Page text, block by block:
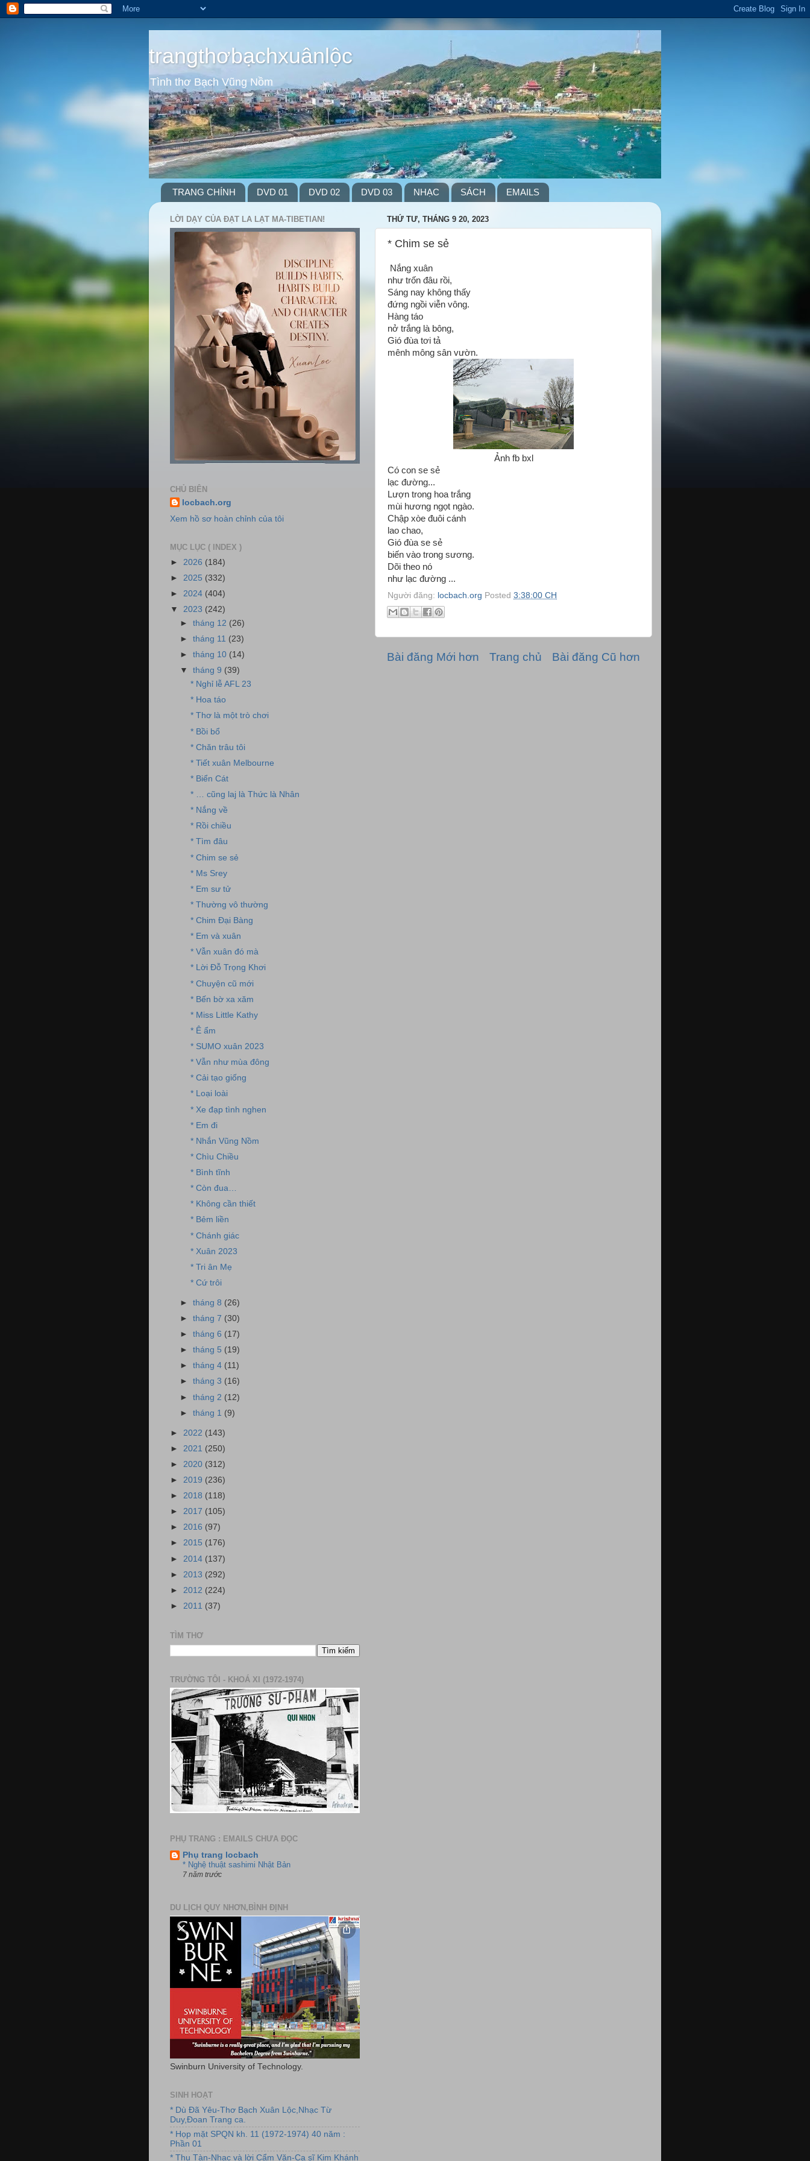
trangthơbạchxuânlộc
Tình thơ Bạch Vũng Nồm
TRANG CHÍNH DVD 01 DVD 02 DVD 03 NHẠC SÁCH EMAILS
THỨ TƯ, THÁNG 9 20, 2023
* Chim se sẻ
Nắng xuân
như trốn đâu rồi,
Sáng nay không thấy
đứng ngồi viễn vông.
Hàng táo
nở trắng là bông,
Gió đùa tơi tả
mênh mông sân vườn.
Ảnh fb bxl
Có con se sẻ
lạc đường...
Lượn trong hoa trắng
mùi hương ngọt ngào.
Chập xòe đuôi cánh
lao chao,
Gió đùa se sẻ
biến vào trong sương.
Dõi theo nó
như lạc đường ...
Người đăng: locbach.org Posted 3:38:00 CH
Bài đăng Mới hơn Bài đăng Cũ hơn
Trang chủ
LỜI DẠY CỦA ĐẠT LA LẠT MA-TIBETIAN!
CHỦ BIÊN
locbach.org
Xem hồ sơ hoàn chỉnh của tôi
MỤC LỤC ( INDEX )
► 2026 (184)
► 2025 (332)
► 2024 (404)
▼ 2023 (242)
►tháng 12 (26)
►tháng 11 (23)
►tháng 10 (14)
▼tháng 9 (39)
* Nghỉ lễ AFL 23
* Hoa táo
* Thơ là một trò chơi
* Bồi bổ
* Chăn trâu tôi
* Tiết xuân Melbourne
* Biển Cát
* … cũng laj là Thức là Nhân
* Nắng về
* Rồi chiều
* Tìm đâu
* Chim se sẻ
* Ms Srey
* Em sư tử
* Thường vô thường
* Chim Đại Bàng
* Em và xuân
* Vẫn xuân đó mà
* Lời Đỗ Trọng Khơi
* Chuyện cũ mới
* Bến bờ xa xăm
* Miss Little Kathy
* Ê ẩm
* SUMO xuân 2023
* Vẫn như mùa đông
* Cải tạo giống
* Loại loài
* Xe đạp tình nghen
* Em đi
* Nhắn Vũng Nồm
* Chìu Chiều
* Bình tĩnh
* Còn đua…
* Không cần thiết
* Bẻm liền
* Chánh giác
* Xuân 2023
* Tri ân Mẹ
* Cứ trôi
►tháng 8 (26)
►tháng 7 (30)
►tháng 6 (17)
►tháng 5 (19)
►tháng 4 (11)
►tháng 3 (16)
►tháng 2 (12)
►tháng 1 (9)
► 2022 (143)
► 2021 (250)
► 2020 (312)
► 2019 (236)
► 2018 (118)
► 2017 (105)
► 2016 (97)
► 2015 (176)
► 2014 (137)
► 2013 (292)
► 2012 (224)
► 2011 (37)
TÌM THƠ
TRƯỜNG TÔI - KHOÁ XI (1972-1974)
PHỤ TRANG : EMAILS CHƯA ĐỌC
Phụ trang locbach
* Nghệ thuật sashimi Nhật Bản
7 năm trước
DU LỊCH QUY NHƠN,BÌNH ĐỊNH
Swinburn University of Technology.
SINH HOẠT
* Dù Đã Yêu-Thơ Bạch Xuân Lộc,Nhạc Từ
Duy,Đoan Trang ca.
* Họp mặt SPQN kh. 11 (1972-1974) 40 năm :
Phần 01
* Thu Tàn-Nhạc và lời Cẩm Văn-Ca sĩ Kim Khánh